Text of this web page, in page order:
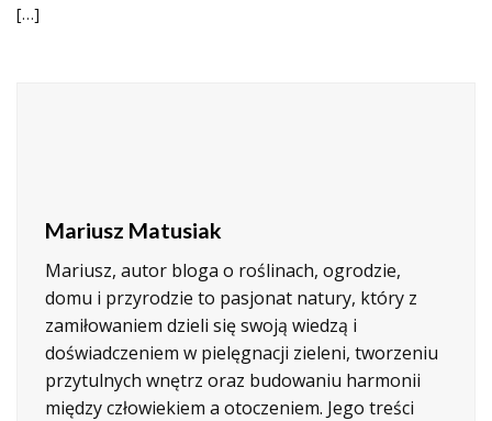
[…]
Mariusz Matusiak
Mariusz, autor bloga o roślinach, ogrodzie,
domu i przyrodzie to pasjonat natury, który z
zamiłowaniem dzieli się swoją wiedzą i
doświadczeniem w pielęgnacji zieleni, tworzeniu
przytulnych wnętrz oraz budowaniu harmonii
między człowiekiem a otoczeniem. Jego treści